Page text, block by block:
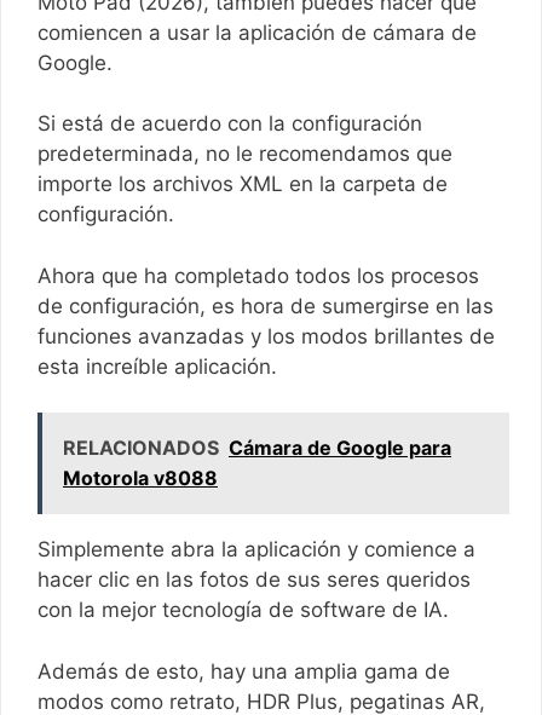
comiencen a usar la aplicación de cámara de
Google.
Si está de acuerdo con la configuración
predeterminada, no le recomendamos que
importe los archivos XML en la carpeta de
configuración.
Ahora que ha completado todos los procesos
de configuración, es hora de sumergirse en las
funciones avanzadas y los modos brillantes de
esta increíble aplicación.
RELACIONADOS Cámara de Google para
Motorola v8088
Simplemente abra la aplicación y comience a
hacer clic en las fotos de sus seres queridos
con la mejor tecnología de software de IA.
Además de esto, hay una amplia gama de
modos como retrato, HDR Plus, pegatinas AR,